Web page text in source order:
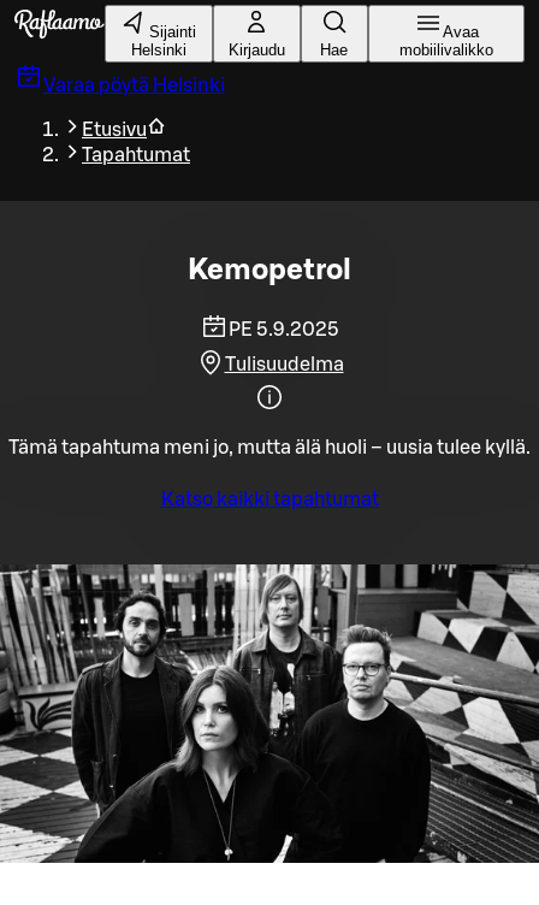
Siirry pääsisältöön
Sijainti
Helsinki
Kirjaudu Hae
Avaa
mobiilivalikko
Varaa pöytä Helsinki
Etusivu
Tapahtumat
Kemopetrol
PE 5.9.2025
Tulisuudelma
Tämä tapahtuma meni jo, mutta älä huoli – uusia tulee kyllä.
Katso kaikki tapahtumat